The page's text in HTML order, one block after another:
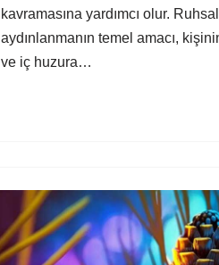
kavramasına yardımcı olur. Ruhsal
aydınlanmanın temel amacı,
ve iç huzura…